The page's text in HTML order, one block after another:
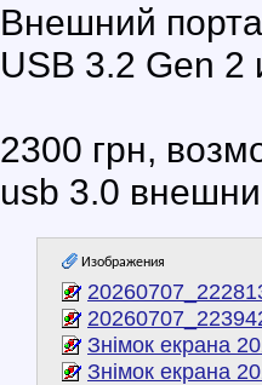
Внешний
USB 3.2 Gen 2
2300 грн,
usb 3.0
Изображения
Знімок екрана
Знімок екрана